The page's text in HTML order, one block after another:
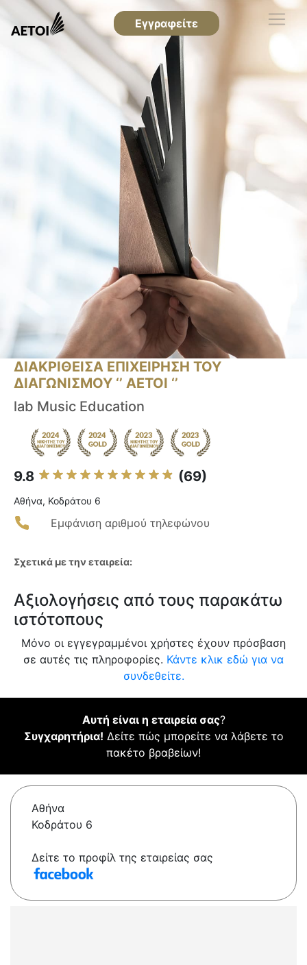
Εγγραφείτε
ΔΙΑΚΡΙΘΕΙΣΑ ΕΠΙΧΕΙΡΗΣΗ ΤΟΥ
ΔΙΑΓΩΝΙΣΜΟΥ ‘’ ΑΕΤΟΙ ‘’
lab Music Education
9.8 (69)
Αθήνα, Κοδράτου 6
Εμφάνιση αριθμού τηλεφώνου
Σχετικά με την εταιρεία:
Αξιολογήσεις από τους παρακάτω
ιστότοπους
Μόνο οι εγγεγραμμένοι χρήστες έχουν πρόσβαση
σε αυτές τις πληροφορίες. Κάντε κλικ εδώ για να
συνδεθείτε.
Αυτή είναι η εταιρεία σας?
Συγχαρητήρια! Δείτε πώς μπορείτε να λάβετε το
πακέτο βραβείων!
Αθήνα
Κοδράτου 6
Δείτε το προφίλ της εταιρείας σας